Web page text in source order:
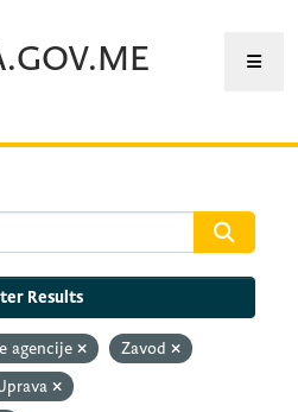
Results
agencije
Zavod